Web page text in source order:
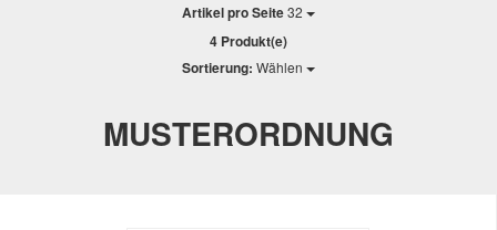
Artikel pro Seite32
4 Produkt(e)
Sortierung: Wählen
MUSTERORDNUNG